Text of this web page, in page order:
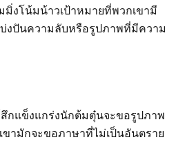
งโน้มน้าวเป้าหมายที่พวกเขามี
งปันความลับหรือรูปภาพที่มีความ
กแข็งแกร่งนักต้มตุ๋นจะขอรูปภาพ
ามักจะขอภาษาที่ไม่เป็นอันตราย